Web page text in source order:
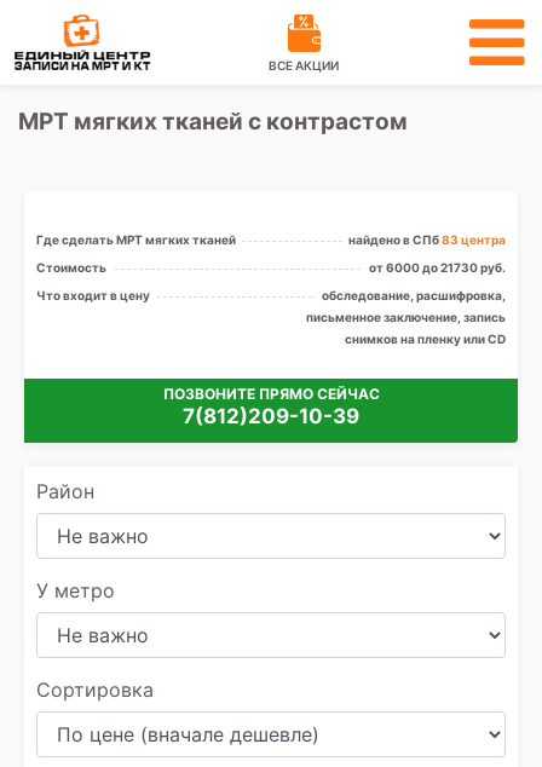
ВСЕ АКЦИИ
МРТ мягких тканей с контрастом
Где сделать МРТ мягких тканей найдено в СПб83 центра
Стоимость
от 6000 до 21730 руб.
Что входит в цену
обследование, расшифровка,
письменное заключение, запись
снимков на пленку или CD
ПОЗВОНИТЕ ПРЯМО СЕЙЧАС
7(812)209-10-39
Район
У метро
Сортировка